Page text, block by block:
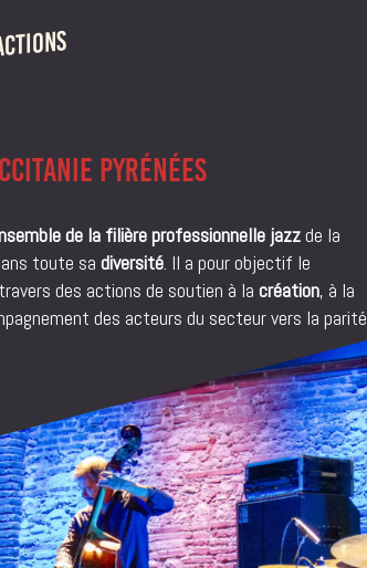
SAISON ITINÉRANTE
GROÔ
GENRES
PYRÉNÉES
de la filière professionnelle jazzde la
toute sa diversité. Il a pour objectif le
des actions de soutien à la création, à la
des acteurs du secteur vers la parité